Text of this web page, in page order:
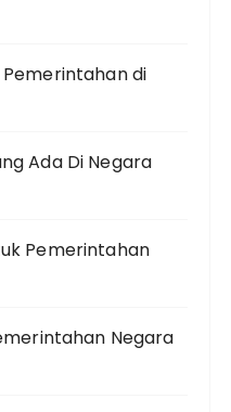
di
Ada Di Negara
Pemerintahan
Negara